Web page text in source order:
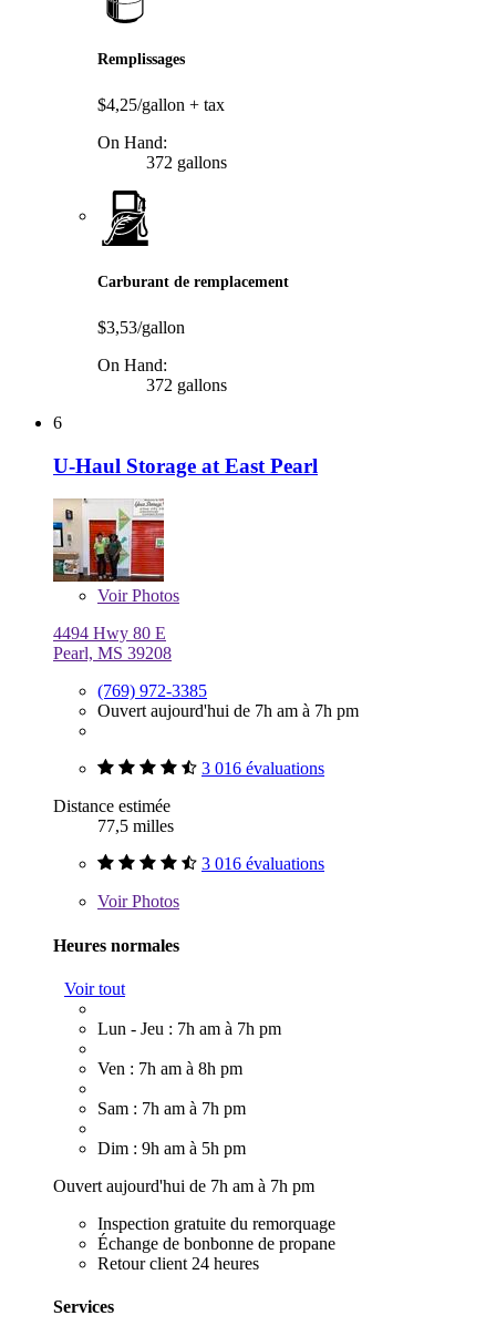
Remplissages
$4,25/gallon + tax
On Hand:
372 gallons
Carburant de remplacement
$3,53/gallon
On Hand:
372 gallons
6
U-Haul Storage at East Pearl
VoirPhotos
4494 Hwy 80 E
Pearl, MS 39208
(769) 972-3385
Ouvert aujourd'hui de 7h am à 7h pm
3 016 évaluations
Distance estimée
77,5 milles
3 016 évaluations
VoirPhotos
Heures normales
Voir tout
Lun - Jeu : 7h am à 7h pm
Ven : 7h am à 8h pm
Sam : 7h am à 7h pm
Dim : 9h am à 5h pm
Ouvert aujourd'hui de 7h am à 7h pm
Inspection gratuite du remorquage
Échange de bonbonne de propane
Retour client 24 heures
Services